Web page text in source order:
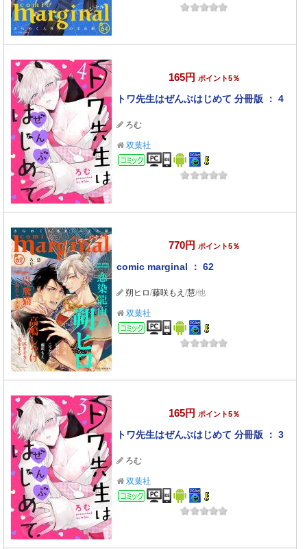
165円 ポイント5％
トワ先生はぜんぶはじめて 分冊版 ： 4
ろむ
双葉社
コミック
770円 ポイント5％
comic marginal ： 62
朔ヒロ/藤咲もえ /慧/他
双葉社
コミック
165円 ポイント5％
トワ先生はぜんぶはじめて 分冊版 ： 3
ろむ
双葉社
コミック